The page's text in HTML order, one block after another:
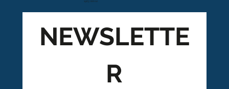
1963 Vétroz
NEWSLETTE
R